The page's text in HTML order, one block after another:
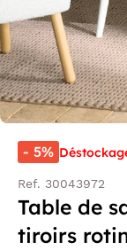
- 5%
Ref. 30043972
Table de
tiroirs